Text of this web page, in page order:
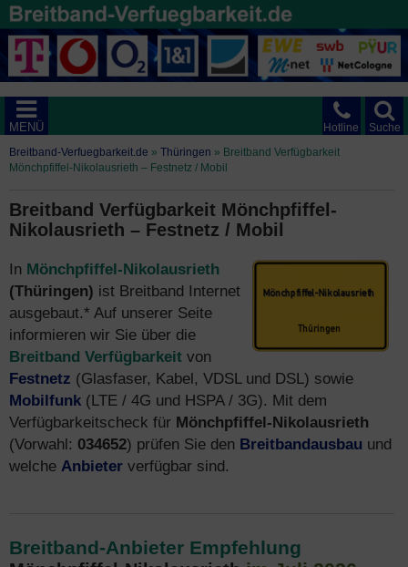
Suche
Hotline
MENÜ
Breitband-Verfuegbarkeit.de » Thüringen » Breitband Verfügbarkeit
Mönchpfiffel-Nikolausrieth – Festnetz / Mobil
Breitband Verfügbarkeit Mönchpfiffel-
Nikolausrieth – Festnetz / Mobil
In Mönchpfiffel-Nikolausrieth
(Thüringen) ist Breitband Internet
ausgebaut.* Auf unserer Seite
informieren wir Sie über die
Breitband Verfügbarkeit von
Festnetz (Glasfaser, Kabel, VDSL und DSL) sowie
Mobilfunk (LTE / 4G und HSPA / 3G). Mit dem
Verfügbarkeitscheck für Mönchpfiffel-Nikolausrieth
(Vorwahl: 034652) prüfen Sie den Breitbandausbau und
welche Anbieter verfügbar sind.
Breitband-Anbieter Empfehlung